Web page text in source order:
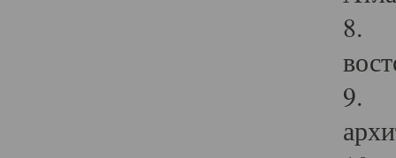
8.
9.